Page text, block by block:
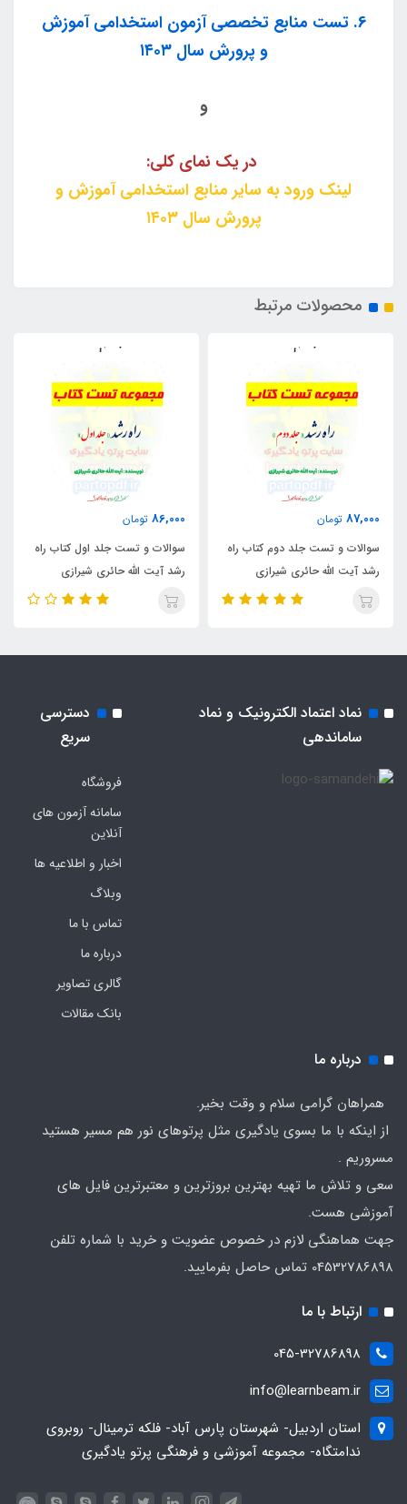
6. تست منابع تخصصی آزمون استخدامی آموزش
و پرورش سال ۱۴۰۳
و
در یک نمای کلی:
لینک ورود به سایر منابع استخدامی آموزش و
پرورش سال ۱۴۰۳
محصولات مرتبط
86,000
سوالات و تست جلد اول کتاب راه
رشد آیت الله حائری شیرازی
57,000
خلاصه و چکیده جلد اول کتاب راه
رشد آیت الله حائری شیرازی
نماد اعتماد الکترونیک و نماد
ساماندهی
دسترسی
سریع
فروشگاه
سامانه آزمون های
آنلاین
اخبار و اطلاعیه ها
وبلاگ
تماس با ما
درباره ما
گالری تصاویر
بانک مقالات
درباره ما
همراهان گرامی سلام و وقت بخیر.
از اینکه با ما بسوی یادگیری مثل پرتوهای نور هم مسیر هستید
مسروریم .
سعی و تلاش ما تهیه بهترین بروزترین و معتبرترین فایل های
آموزشی هست.
جهت هماهنگی لازم در خصوص عضویت و خرید با شماره تلفن
04532786898 تماس حاصل بفرمایید.
ارتباط با ما
045-32786898
info@learnbeam.ir
استان اردبیل- شهرستان پارس آباد- فلکه ترمینال- روبروی
ندامتگاه- مجموعه آموزشی و فرهنگی پرتو یادگیری